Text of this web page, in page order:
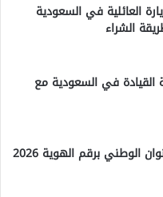
العائلية في السعودية
القيادة في السعودية مع
الاستعلام عن العنوان الوطني برقم الهوية 2026